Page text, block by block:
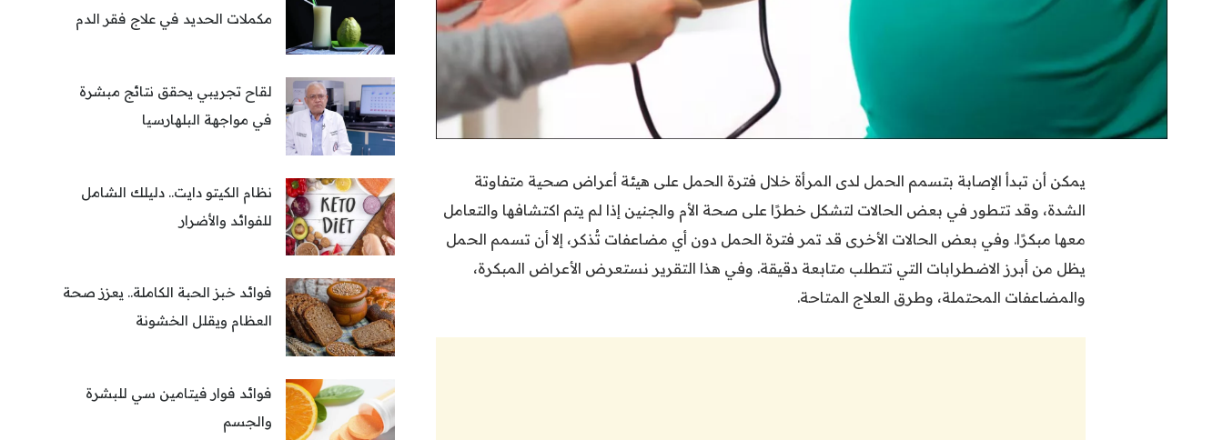
يمكن أن تبدأ الإصابة بتسمم الحمل لدى المرأة خلال فترة الحمل على هيئة أعراض صحية متفاوتة
الشدة، وقد تتطور في بعض الحالات لتشكل خطرًا على صحة الأم والجنين إذا لم يتم اكتشافها والتعامل
معها مبكرًا. وفي بعض الحالات الأخرى قد تمر فترة الحمل دون أي مضاعفات تُذكر، إلا أن تسمم الحمل
يظل من أبرز الاضطرابات التي تتطلب متابعة دقيقة. وفي هذا التقرير نستعرض الأعراض المبكرة،
والمضاعفات المحتملة، وطرق العلاج المتاحة.
مكملات الحديد في علاج فقر الدم
لقاح تجريبي يحقق نتائج مبشرة
في مواجهة البلهارسيا
نظام الكيتو دايت.. دليلك الشامل
للفوائد والأضرار
فوائد خبز الحبة الكاملة.. يعزز صحة
العظام ويقلل الخشونة
فوائد فوار فيتامين سي للبشرة
والجسم